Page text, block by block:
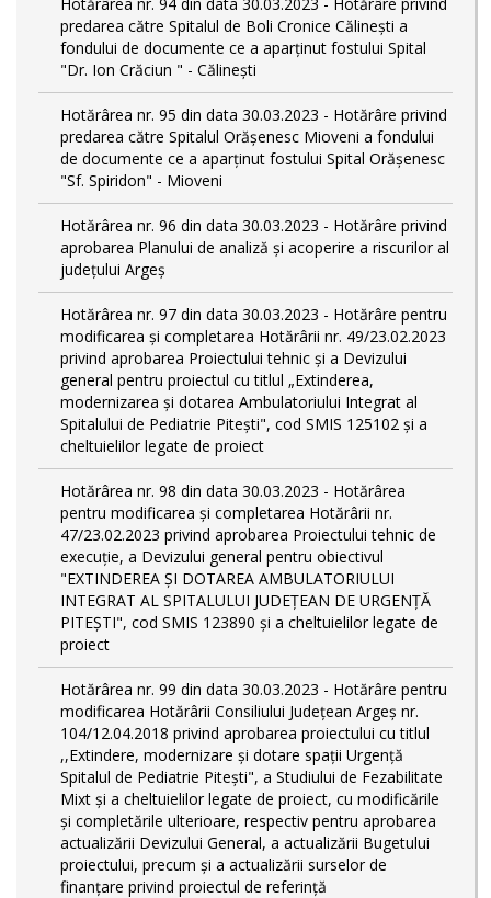
predarea către Spitalul de Boli Cronice Călinești a
fondului de documente ce a aparținut fostului Spital
"Dr. Ion Crăciun " - Călinești
Hotărârea nr. 95 din data 30.03.2023 - Hotărâre privind
predarea către Spitalul Orășenesc Mioveni a fondului
de documente ce a aparținut fostului Spital Orășenesc
"Sf. Spiridon" - Mioveni
Hotărârea nr. 96 din data 30.03.2023 - Hotărâre privind
aprobarea Planului de analiză și acoperire a riscurilor al
județului Argeș
Hotărârea nr. 97 din data 30.03.2023 - Hotărâre pentru
modificarea și completarea Hotărârii nr. 49/23.02.2023
privind aprobarea Proiectului tehnic și a Devizului
general pentru proiectul cu titlul „Extinderea,
modernizarea și dotarea Ambulatoriului Integrat al
Spitalului de Pediatrie Pitești", cod SMIS 125102 și a
cheltuielilor legate de proiect
Hotărârea nr. 98 din data 30.03.2023 - Hotărârea
pentru modificarea și completarea Hotărârii nr.
47/23.02.2023 privind aprobarea Proiectului tehnic de
execuție, a Devizului general pentru obiectivul
"EXTINDEREA ȘI DOTAREA AMBULATORIULUI
INTEGRAT AL SPITALULUI JUDEȚEAN DE URGENȚĂ
PITEȘTI", cod SMIS 123890 și a cheltuielilor legate de
proiect
Hotărârea nr. 99 din data 30.03.2023 - Hotărâre pentru
modificarea Hotărârii Consiliului Județean Argeș nr.
104/12.04.2018 privind aprobarea proiectului cu titlul
,,Extindere, modernizare și dotare spații Urgență
Spitalul de Pediatrie Pitești", a Studiului de Fezabilitate
Mixt și a cheltuielilor legate de proiect, cu modificările
și completările ulterioare, respectiv pentru aprobarea
actualizării Devizului General, a actualizării Bugetului
proiectului, precum și a actualizării surselor de
finanțare privind proiectul de referință